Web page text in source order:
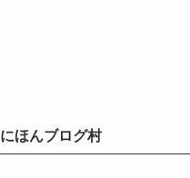
にほんブログ村